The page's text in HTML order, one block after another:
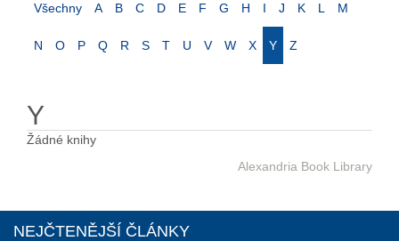
Všechny A B C D E F G H I J K L M
N O P Q R S T U V W X Y Z
Y
Žádné knihy
Alexandria Book Library
NEJČTENĚJŠÍ ČLÁNKY